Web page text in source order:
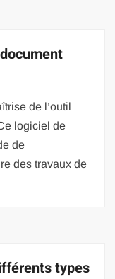
de l’outil
logiciel de
de
des travaux de
types